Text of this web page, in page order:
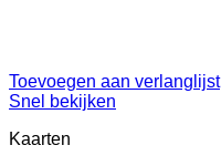
Toevoegen aan verlanglijst
Snel bekijken
Kaarten